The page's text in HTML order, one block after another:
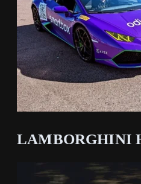
LAMBORGHINI